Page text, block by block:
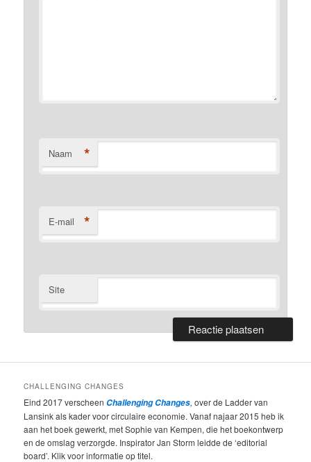
Naam *
E-mail *
Site
CHALLENGING CHANGES
Eind 2017 verscheen Challenging Changes, over de Ladder van
Lansink als kader voor circulaire economie. Vanaf najaar 2015 heb ik
aan het boek gewerkt, met Sophie van Kempen, die het boekontwerp
en de omslag verzorgde. Inspirator Jan Storm leidde de ‘editorial
board’. Klik voor informatie op titel.